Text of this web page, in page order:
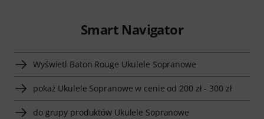
Smart Navigator
Wyświetl Baton Rouge Ukulele Sopranowe
pokaż Ukulele Sopranowe w cenie od 200 zł - 300 zł
do grupy produktów Ukulele Sopranowe